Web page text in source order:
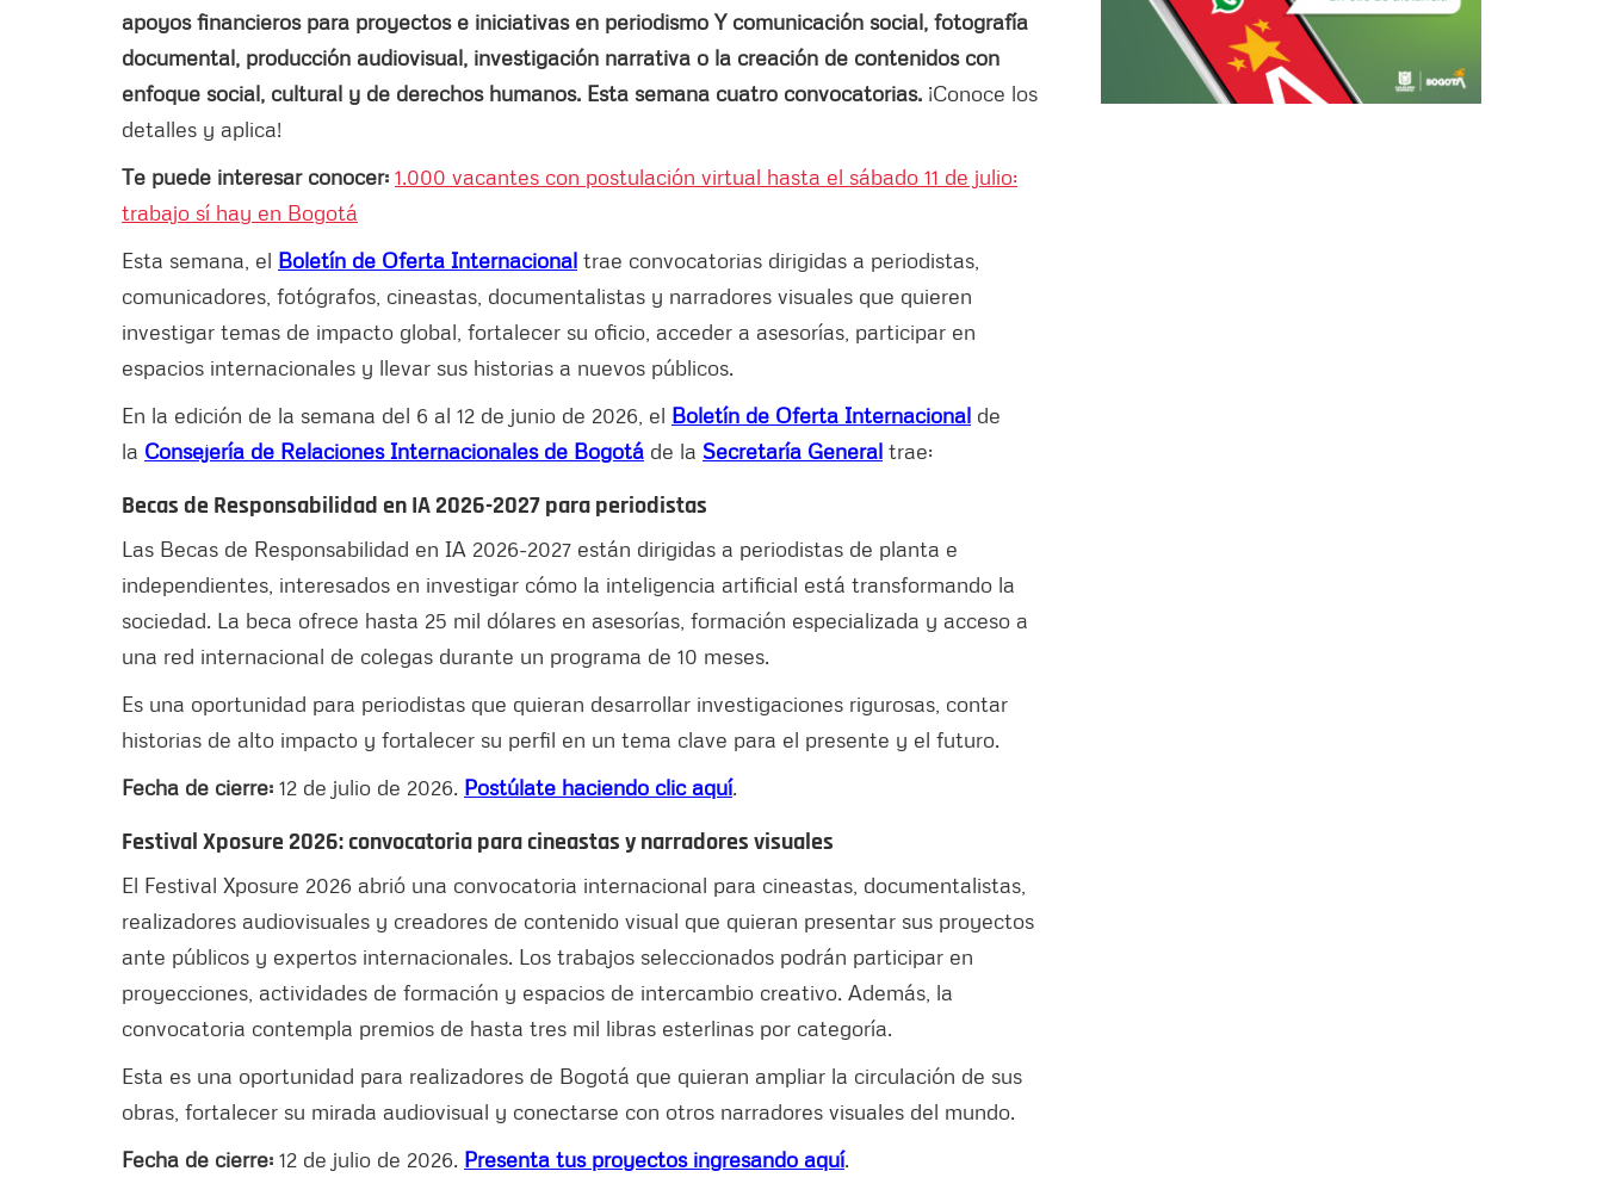
apoyos financieros para proyectos e iniciativas en periodismo Y comunicación social, fotografía
documental, producción audiovisual, investigación narrativa o la creación de contenidos con
enfoque social, cultural y de derechos humanos. Esta semana cuatro convocatorias. ¡Conoce los
detalles y aplica!
Te puede interesar conocer: 1.000 vacantes con postulación virtual hasta el sábado 11 de julio:
trabajo sí hay en Bogotá
Esta semana, el Boletín de Oferta Internacional trae convocatorias dirigidas a periodistas,
comunicadores, fotógrafos, cineastas, documentalistas y narradores visuales que quieren
investigar temas de impacto global, fortalecer su oficio, acceder a asesorías, participar en
espacios internacionales y llevar sus historias a nuevos públicos.
En la edición de la semana del 6 al 12 de junio de 2026, el Boletín de Oferta Internacional de
la Consejería de Relaciones Internacionales de Bogotá de la Secretaría General trae:
Becas de Responsabilidad en IA 2026-2027 para periodistas
Las Becas de Responsabilidad en IA 2026-2027 están dirigidas a periodistas de planta e
independientes, interesados en investigar cómo la inteligencia artificial está transformando la
sociedad. La beca ofrece hasta 25 mil dólares en asesorías, formación especializada y acceso a
una red internacional de colegas durante un programa de 10 meses.
Es una oportunidad para periodistas que quieran desarrollar investigaciones rigurosas, contar
historias de alto impacto y fortalecer su perfil en un tema clave para el presente y el futuro.
Fecha de cierre: 12 de julio de 2026. Postúlate haciendo clic aquí.
Festival Xposure 2026: convocatoria para cineastas y narradores visuales
El Festival Xposure 2026 abrió una convocatoria internacional para cineastas, documentalistas,
realizadores audiovisuales y creadores de contenido visual que quieran presentar sus proyectos
ante públicos y expertos internacionales. Los trabajos seleccionados podrán participar en
proyecciones, actividades de formación y espacios de intercambio creativo. Además, la
convocatoria contempla premios de hasta tres mil libras esterlinas por categoría.
Esta es una oportunidad para realizadores de Bogotá que quieran ampliar la circulación de sus
obras, fortalecer su mirada audiovisual y conectarse con otros narradores visuales del mundo.
Fecha de cierre: 12 de julio de 2026. Presenta tus proyectos ingresando aquí.